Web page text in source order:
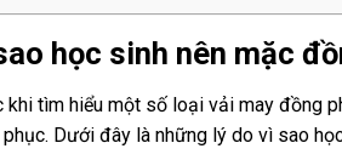
học sinh nên mặc
khi tìm hiểu một số loại vải may đồng
Dưới đây là những lý do vì sao